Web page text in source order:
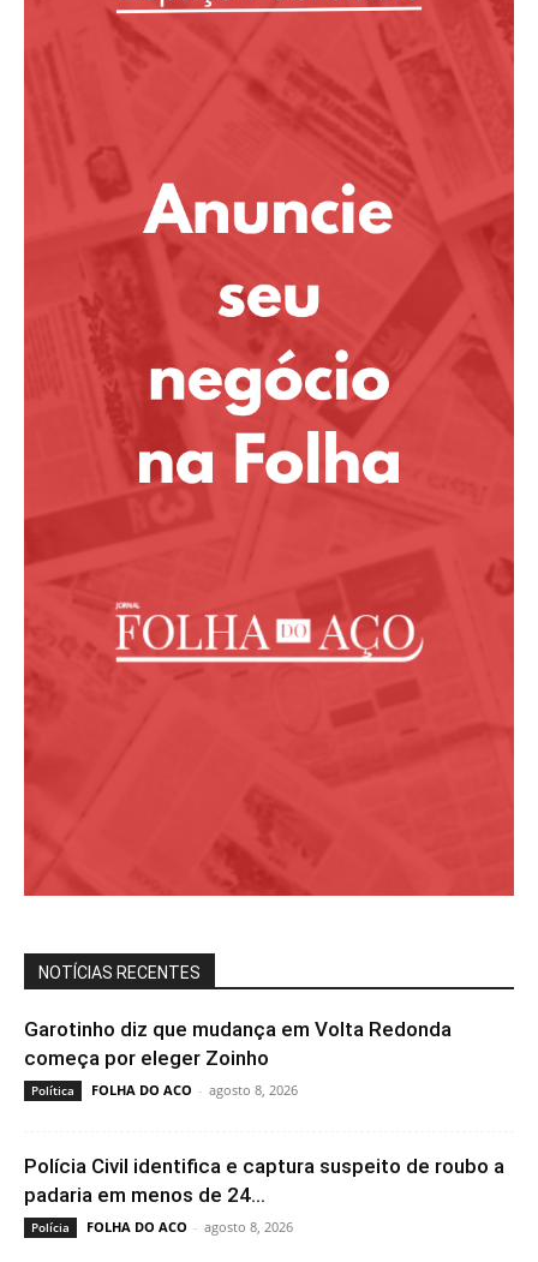
NOTÍCIAS RECENTES
Garotinho diz que mudança em Volta Redonda
começa por eleger Zoinho
Política FOLHA DO ACO - agosto 8, 2026
Polícia Civil identifica e captura suspeito de roubo a
padaria em menos de 24...
Polícia FOLHA DO ACO - agosto 8, 2026